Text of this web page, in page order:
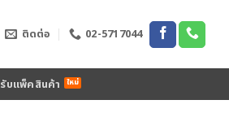
ติดต่อ 02-5717044
รับแพ็คสินค้า